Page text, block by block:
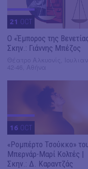
21 OCT
Ο «Έμπορος της
Σκην.: Γιάννης Μπέζος
16 OCT
«Ρομπέρτο Τσούκκο»
Μπερνάρ-Μαρί Κολτές |
Σκην.: Δ. Καραντζάς